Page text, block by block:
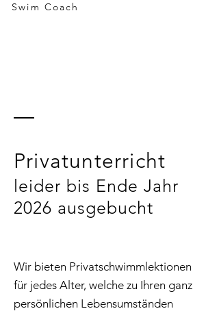
Swim Coach
Privatunterricht
leider bis Ende Jahr
2026 ausgebucht
Wir bieten Privatschwimmlektionen
für jedes Alter, welche zu Ihren ganz
persönlichen Lebensumständen